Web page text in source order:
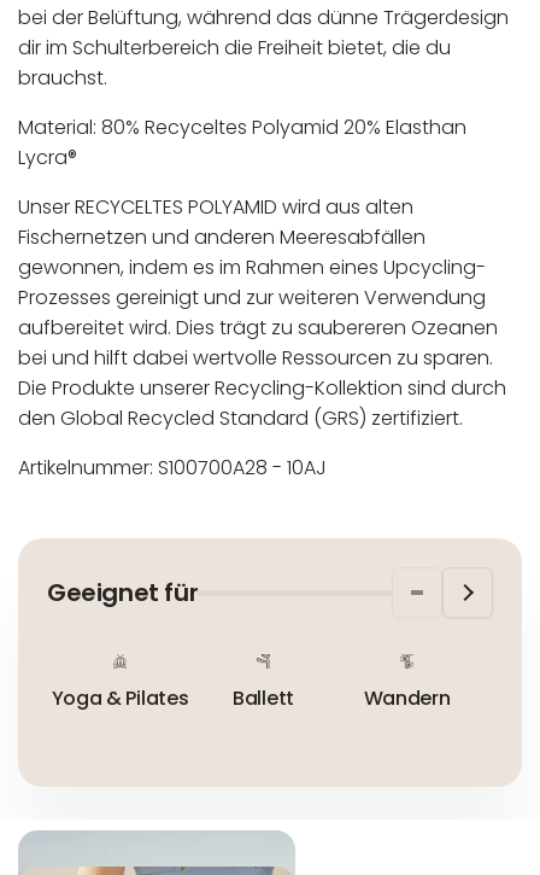
bei der Belüftung, während das dünne Trägerdesign
dir im Schulterbereich die Freiheit bietet, die du
brauchst.
Material: 80% Recyceltes Polyamid 20% Elasthan
Lycra®
Unser RECYCELTES POLYAMID wird aus alten
Fischernetzen und anderen Meeresabfällen
gewonnen, indem es im Rahmen eines Upcycling-
Prozesses gereinigt und zur weiteren Verwendung
aufbereitet wird. Dies trägt zu saubereren Ozeanen
bei und hilft dabei wertvolle Ressourcen zu sparen.
Die Produkte unserer Recycling-Kollektion sind durch
den Global Recycled Standard (GRS) zertifiziert.
Artikelnummer: S100700A28 - 10AJ
Maschinenwäsche bis 30°C
Nicht bügeln
In der EU niedergelassener verantwortlicher
Geeignet für
Yoga & Pilates Ballett Wandern